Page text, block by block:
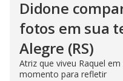
Didone
fotos em sua
Alegre (RS)
Atriz que viveu Raquel
momento para refletir